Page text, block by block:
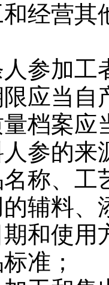
营其
加工
应当自
案应
的来
、工
料、
和使用
准；